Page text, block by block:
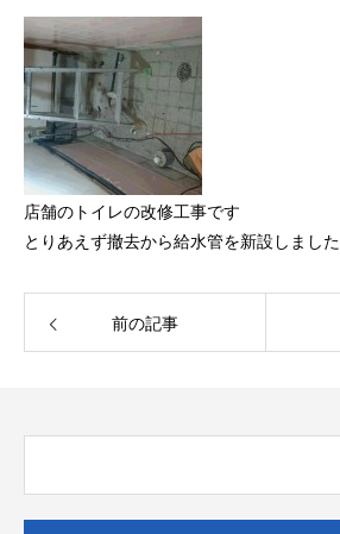
店舗のトイレの改修工事です
とりあえず撤去から給水管を新設しました
前の記事